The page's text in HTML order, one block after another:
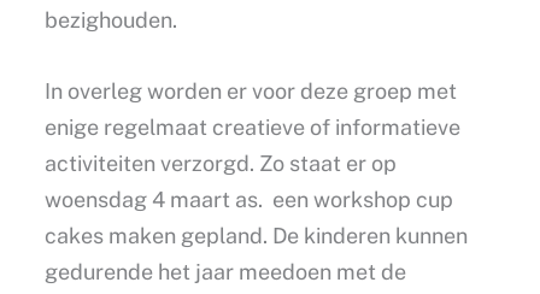
bezighouden.
In overleg worden er voor deze groep met
enige regelmaat creatieve of informatieve
activiteiten verzorgd. Zo staat er op
woensdag 4 maart as. een workshop cup
cakes maken gepland. De kinderen kunnen
gedurende het jaar meedoen met de